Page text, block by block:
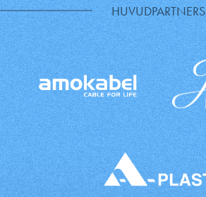
HUVUDPARTNERS